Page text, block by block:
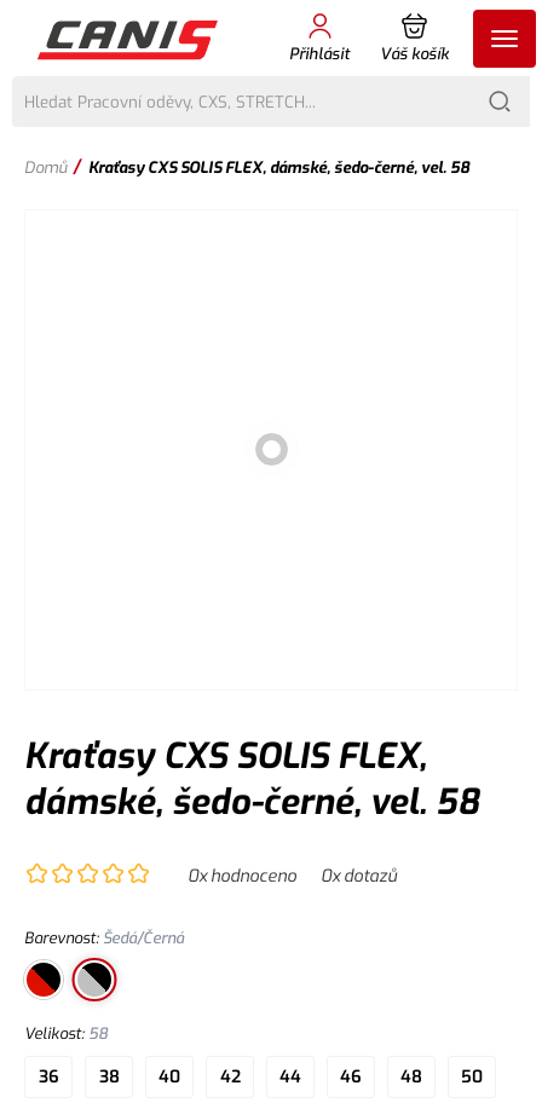
Přihlásit Váš košík
Domů / Kraťasy CXS SOLIS FLEX, dámské, šedo-černé, vel. 58
Kraťasy CXS SOLIS FLEX,
dámské, šedo-černé, vel. 58
0x hodnoceno 0x dotazů
Barevnost: Šedá/Černá
Velikost: 58
36 38 40 42 44 46 48 50